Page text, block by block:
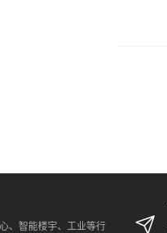
、智能楼宇、工业等行